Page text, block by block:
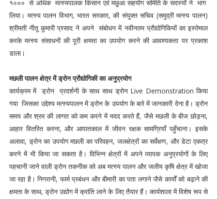
१००० से अधिक मत्स्यपालक किसान एवं मछुआ सहयोग समिति के सदस्यों ने भाग
लिया। मत्स्य पालन विभाग, भारत सरकार, की संयुक्त सचिव (समुद्री मत्स्य पालन)
श्रीमती नीतू कुमारी प्रसाद ने अपने संबोधन में नवीनतम प्रौद्योगिकियों का इस्तेमाल
करके मत्स्य संसाधनों की पूरी क्षमता का उपयोग करने की आवश्यकता पर प्रकाश
डाला।
मछली पालन क्षेत्र में ड्रोन प्रौद्योगिकी का अनुप्रयोग
कार्यक्रम में ड्रोन प्रदर्शनी के साथ साथ ड्रोन Live Demonstration किया
गया जिसका उद्देश्य मत्स्यपालन में ड्रोन के उपयोग के बारे में जानकारी देना है। ड्रोन
समय और श्रम की लागत को कम करने में मदद करते हैं, जैसे मछली के बीज छोड़ना,
आहार वितरित करना, और आपातकाल में जीवन रक्षक सामग्रियाँ पहुँचाना। इसके
अलावा, ड्रोन का उपयोग मछली का परिवहन, जलक्षेत्रों का सर्वेक्षण, और डेटा एकत्र
करने में भी किया जा सकता है। विभिन्न क्षेत्रों में अपने व्यापक अनुप्रयोगों के लिए
पहचानी जाने वाली ड्रोन तकनीक को अब मत्स्य पालन और जलीय कृषि क्षेत्र में खोजा
जा रहा है। ​​निगरानी, ​​फार्म प्रबंधन और बीमारी का पता लगाने जैसे कार्यों को बढ़ाने की
क्षमता के साथ, ड्रोन उद्योग में क्रांति लाने के लिए तैयार हैं। कार्यशाला में विशेष रूप से